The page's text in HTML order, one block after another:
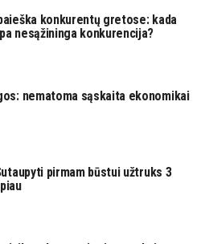
konkurentų gretose: kada
nesąžininga konkurencija?
nematoma sąskaita ekonomikai
pirmam būstui užtruks 3